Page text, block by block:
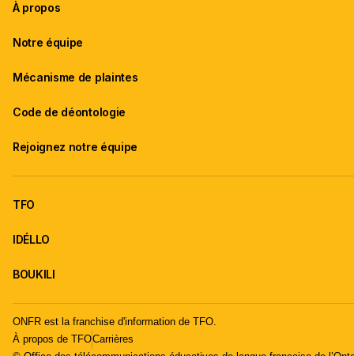
À propos
Notre équipe
Mécanisme de plaintes
Code de déontologie
Rejoignez notre équipe
TFO
IDÉLLO
BOUKILI
ONFR est la franchise d'information de TFO.
À propos de TFOCarrières